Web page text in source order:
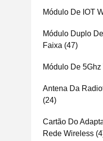
Módulo De IOT
Módulo Duplo
Faixa (47)
Módulo De 5Ghz
Antena Da
(24)
Cartão Do
Rede Wireless